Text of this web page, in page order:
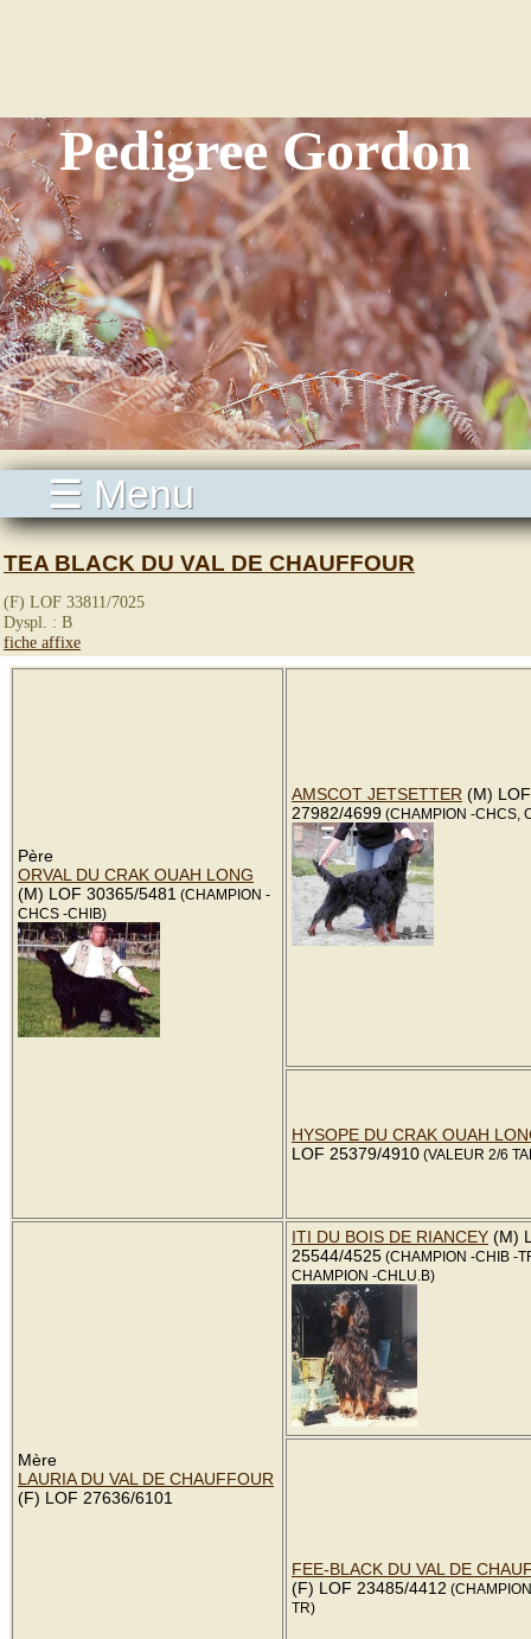
Pedigree Gordon
☰ Menu
TEA BLACK DU VAL DE CHAUFFOUR
(F) LOF 33811/7025
Dyspl. : B
fiche affixe
Père
ORVAL DU CRAK OUAH LONG
(M) LOF 30365/5481 (CHAMPION -
CHCS -CHIB)
AMSCOT JETSETTER (M) LOF
27982/4699 (CHAMPION -CHCS,
HYSOPE DU CRAK OUAH
LOF 25379/4910 (VALEUR 2/6
Mère
LAURIA DU VAL DE CHAUFFOUR
(F) LOF 27636/6101
ITI DU BOIS DE RIANCEY (M)
25544/4525 (CHAMPION -CHIB -
CHAMPION -CHLU.B)
FEE-BLACK DU VAL DE
(F) LOF 23485/4412
TR)